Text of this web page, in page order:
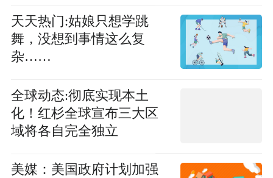
天天热门:姑娘只想学跳
舞，没想到事情这么复
杂……
全球动态:彻底实现本土
化！红杉全球宣布三大区
域将各自完全独立
美媒：美国政府计划加强